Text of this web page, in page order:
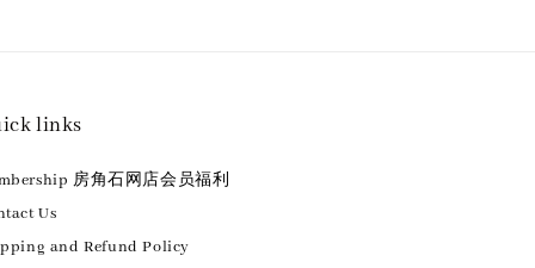
links
房角石网店会员福利
Us
and Refund Policy